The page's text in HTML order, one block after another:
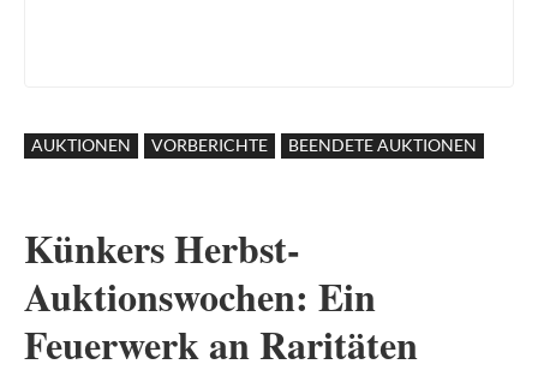
AUKTIONEN VORBERICHTE BEENDETE AUKTIONEN
Künkers Herbst-
Auktionswochen: Ein
Feuerwerk an Raritäten